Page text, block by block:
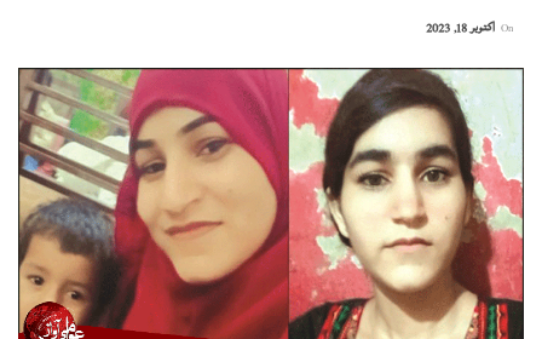
اکتوبر 18, 2023